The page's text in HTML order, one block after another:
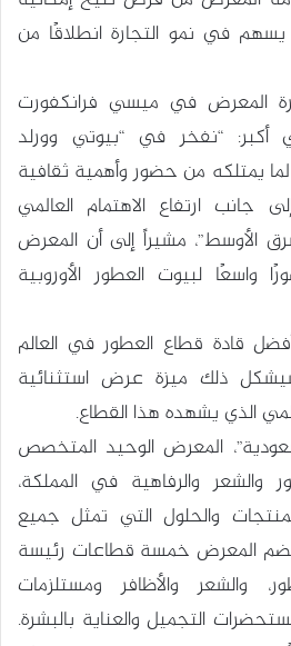
يسهم في نمو التجارة انطلاقًا من
المعرض في ميسي فرانكفورت
“نفخر في “بيوتي وورلد
يمتلكه من حضور وأهمية ثقافية
جانب ارتفاع الاهتمام العالمي
الأوسط”، مشيراً إلى أن المعرض
لبيوت العطور الأوروبية
قادة قطاع العطور في العالم
ذلك ميزة عرض استثنائية
الذي يشهده هذا القطاع.
المعرض الوحيد المتخصص
والشعر والرفاهية في المملكة،
والحلول التي تمثل جميع
المعرض خمسة قطاعات رئيسة
والشعر والأظافر ومستلزمات
التجميل والعناية بالبشرة.